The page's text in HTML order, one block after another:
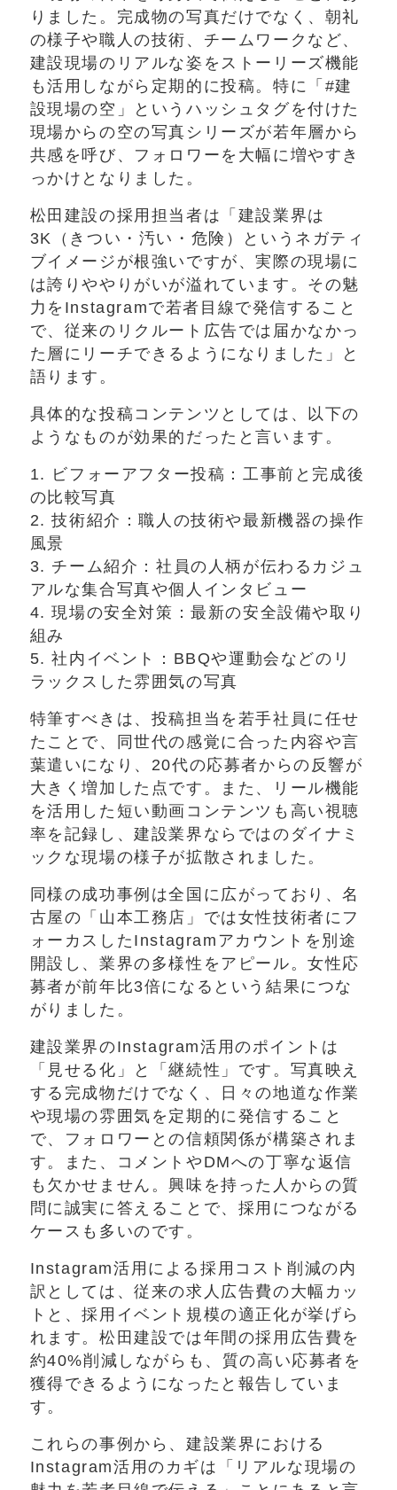
りました。完成物の写真だけでなく、朝礼
の様子や職人の技術、チームワークなど、
建設現場のリアルな姿をストーリーズ機能
も活用しながら定期的に投稿。特に「#建
設現場の空」というハッシュタグを付けた
現場からの空の写真シリーズが若年層から
共感を呼び、フォロワーを大幅に増やすき
っかけとなりました。
松田建設の採用担当者は「建設業界は
3K（きつい・汚い・危険）というネガティ
ブイメージが根強いですが、実際の現場に
は誇りややりがいが溢れています。その魅
力をInstagramで若者目線で発信すること
で、従来のリクルート広告では届かなかっ
た層にリーチできるようになりました」と
語ります。
具体的な投稿コンテンツとしては、以下の
ようなものが効果的だったと言います。
1. ビフォーアフター投稿：工事前と完成後
の比較写真
2. 技術紹介：職人の技術や最新機器の操作
風景
3. チーム紹介：社員の人柄が伝わるカジュ
アルな集合写真や個人インタビュー
4. 現場の安全対策：最新の安全設備や取り
組み
5. 社内イベント：BBQや運動会などのリ
ラックスした雰囲気の写真
特筆すべきは、投稿担当を若手社員に任せ
たことで、同世代の感覚に合った内容や言
葉遣いになり、20代の応募者からの反響が
大きく増加した点です。また、リール機能
を活用した短い動画コンテンツも高い視聴
率を記録し、建設業界ならではのダイナミ
ックな現場の様子が拡散されました。
同様の成功事例は全国に広がっており、名
古屋の「山本工務店」では女性技術者にフ
ォーカスしたInstagramアカウントを別途
開設し、業界の多様性をアピール。女性応
募者が前年比3倍になるという結果につな
がりました。
建設業界のInstagram活用のポイントは
「見せる化」と「継続性」です。写真映え
する完成物だけでなく、日々の地道な作業
や現場の雰囲気を定期的に発信すること
で、フォロワーとの信頼関係が構築されま
す。また、コメントやDMへの丁寧な返信
も欠かせません。興味を持った人からの質
問に誠実に答えることで、採用につながる
ケースも多いのです。
Instagram活用による採用コスト削減の内
訳としては、従来の求人広告費の大幅カッ
トと、採用イベント規模の適正化が挙げら
れます。松田建設では年間の採用広告費を
約40%削減しながらも、質の高い応募者を
獲得できるようになったと報告していま
す。
これらの事例から、建設業界における
Instagram活用のカギは「リアルな現場の